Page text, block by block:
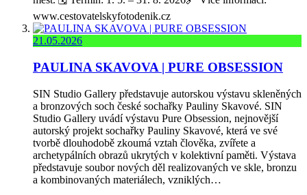
www.cestovatelskyfotodenik.cz
21.05.2026
PAULINA SKAVOVA | PURE OBSESSION
SIN Studio Gallery představuje autorskou výstavu skleněných
a bronzových soch české sochařky Pauliny Skavové. SIN
Studio Gallery uvádí výstavu Pure Obsession, nejnovější
autorský projekt sochařky Pauliny Skavové, která ve své
tvorbě dlouhodobě zkoumá vztah člověka, zvířete a
archetypálních obrazů ukrytých v kolektivní paměti. Výstava
představuje soubor nových děl realizovaných ve skle, bronzu
a kombinovaných materiálech, vzniklých…